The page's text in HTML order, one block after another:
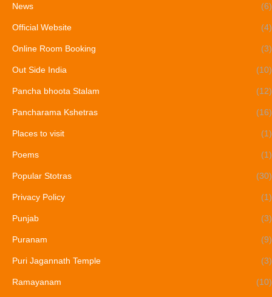
News (6)
Official Website (4)
Online Room Booking (3)
Out Side India (10)
Pancha bhoota Stalam (12)
Pancharama Kshetras (16)
Places to visit (1)
Poems (1)
Popular Stotras (30)
Privacy Policy (1)
Punjab (3)
Puranam (9)
Puri Jagannath Temple (3)
Ramayanam (10)